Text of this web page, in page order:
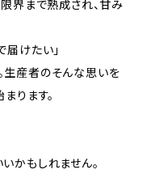
界まで熟成され、甘み
届けたい」
生産者のそんな思いを
ります。
かもしれません。